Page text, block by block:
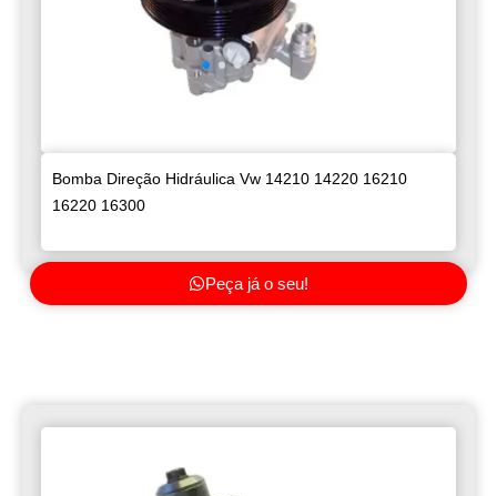
Bomba Direção Hidráulica Vw 14210 14220 16210
16220 16300
Peça já o seu!